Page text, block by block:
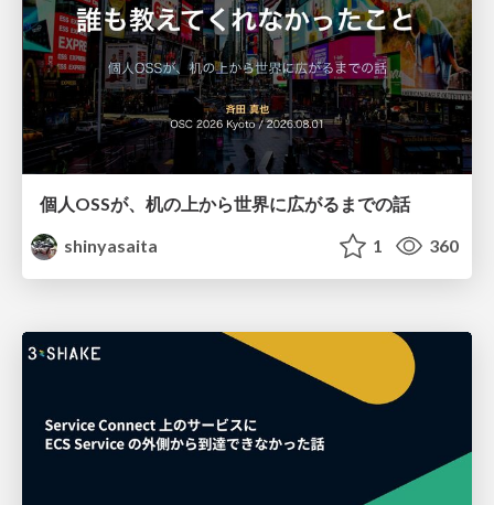
個人OSSが、机の上から世界に広がるまでの話
shinyasaita
1 360